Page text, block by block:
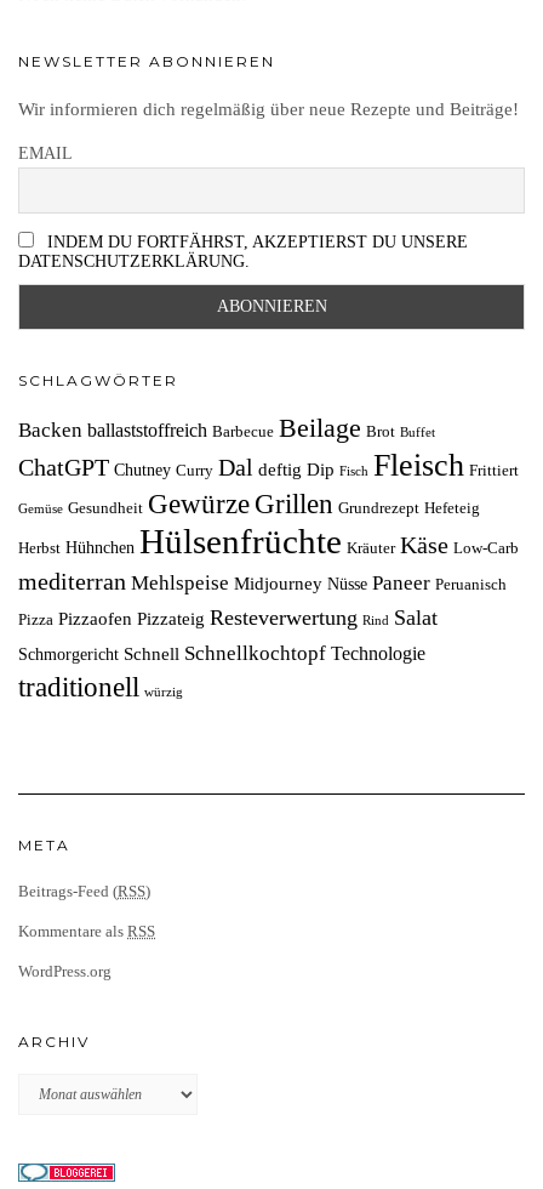
NEWSLETTER ABONNIEREN
Wir informieren dich regelmäßig über neue Rezepte und Beiträge!
EMAIL
INDEM DU FORTFÄHRST, AKZEPTIERST DU UNSERE
DATENSCHUTZERKLÄRUNG.
SCHLAGWÖRTER
Backen ballaststoffreich Barbecue Beilage Brot Buffet
ChatGPT Chutney Curry Dal deftig Dip Fisch Fleisch Frittiert
Gemüse Gesundheit Gewürze Grillen Grundrezept Hefeteig
Herbst Hühnchen Hülsenfrüchte Kräuter Käse Low-Carb
mediterran Mehlspeise Midjourney Nüsse Paneer Peruanisch
Pizza Pizzaofen Pizzateig Resteverwertung Rind Salat
Schmorgericht Schnell Schnellkochtopf Technologie
traditionell würzig
META
Beitrags-Feed (RSS)
Kommentare als RSS
WordPress.org
ARCHIV
Archiv